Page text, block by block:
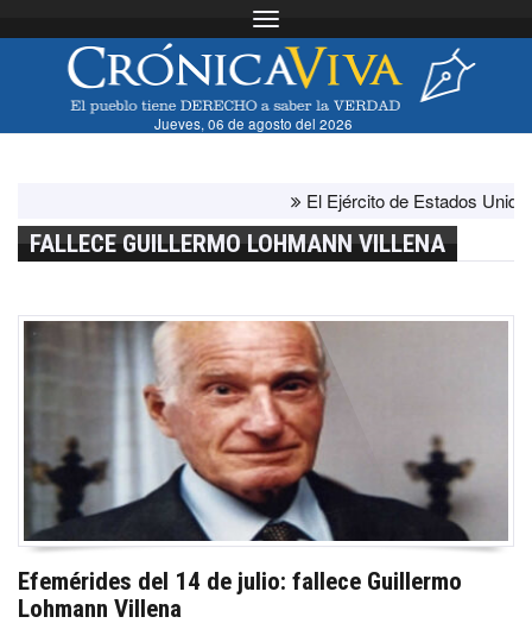
Toggle navigation
Jueves, 06 de agosto del 2026
El Ejército de Estados Unidos
FALLECE GUILLERMO LOHMANN VILLENA
Efemérides del 14 de julio: fallece Guillermo
Lohmann Villena